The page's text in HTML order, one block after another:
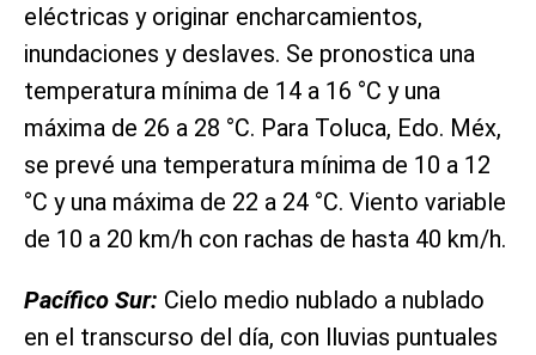
eléctricas y originar encharcamientos,
inundaciones y deslaves. Se pronostica una
temperatura mínima de 14 a 16 °C y una
máxima de 26 a 28 °C. Para Toluca, Edo. Méx,
se prevé una temperatura mínima de 10 a 12
°C y una máxima de 22 a 24 °C. Viento variable
de 10 a 20 km/h con rachas de hasta 40 km/h.
Pacífico Sur: Cielo medio nublado a nublado
en el transcurso del día, con lluvias puntuales